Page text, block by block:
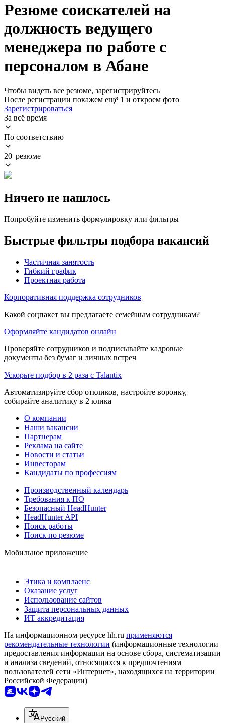
Резюме соискателей на
должность ведущего
менеджера по работе с
персоналом в Абане
Чтобы видеть все резюме, зарегистрируйтесь
После регистрации покажем ещё 1 и откроем фото
Зарегистрироваться
За всё время
По соответствию
20 резюме
Ничего не нашлось
Попробуйте изменить формулировку или фильтры
Быстрые фильтры подбора вакансий
Частичная занятость
Гибкий график
Проектная работа
Корпоративная поддержка сотрудников
Какой соцпакет вы предлагаете семейным сотрудникам?
Оформляйте кандидатов онлайн
Проверяйте сотрудников и подписывайте кадровые
документы без бумаг и личных встреч
Ускорьте подбор в 2 раза с Talantix
Автоматизируйте сбор откликов, настройте воронку,
собирайте аналитику в 2 клика
О компании
Наши вакансии
Партнерам
Реклама на сайте
Новости и статьи
Инвесторам
Кандидаты по профессиям
Производственный календарь
Требования к ПО
Безопасный HeadHunter
HeadHunter API
Поиск работы
Поиск по резюме
Мобильное приложение
Этика и комплаенс
Оказание услуг
Использование сайтов
Защита персональных данных
ИТ аккредитация
На информационном ресурсе hh.ru применяются
рекомендательные технологии (информационные технологии
предоставления информации на основе сбора, систематизации
и анализа сведений, относящихся к предпочтениям
пользователей сети «Интернет», находящихся на территории
Российской Федерации)
Русский